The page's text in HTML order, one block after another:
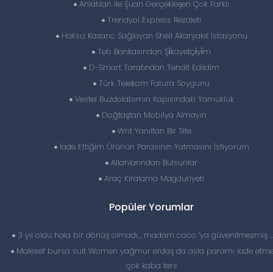
Anlatılan Ile Şuan Gerçekleşen Çok Farklı
Trendyol Express Rezaleti
Haksız Kazanc Sağlayan Shell Akaryakıt İstasyonu
Teb Bankasından Şi̇kayetçi̇yi̇m
D-Smart Tarafından Tehdit Edildim
Türk Telekom Fatura Soygunu
Vestel Buzdolabımın Kapısındaki Yamukluk
Doğtaştan Mobilya Almayın
Wnt Yanıltan Bir Site
İade Ettiğim Ürünün Parasının Yatmasını İstiyorum
Allahlarından Bulsunlar
Araç Kiralama Magduriyeti
Popüler Yorumlar
3 yıl oldu hala bir dönüş olmadı… madam coco ‘ya güvenilmezmiş
Malesef bursa suit Women yağmur erdaş da asla paramı iade
çok kaba ters